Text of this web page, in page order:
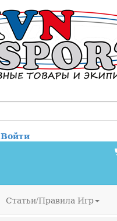
Войти
Статьи/Правила Игр